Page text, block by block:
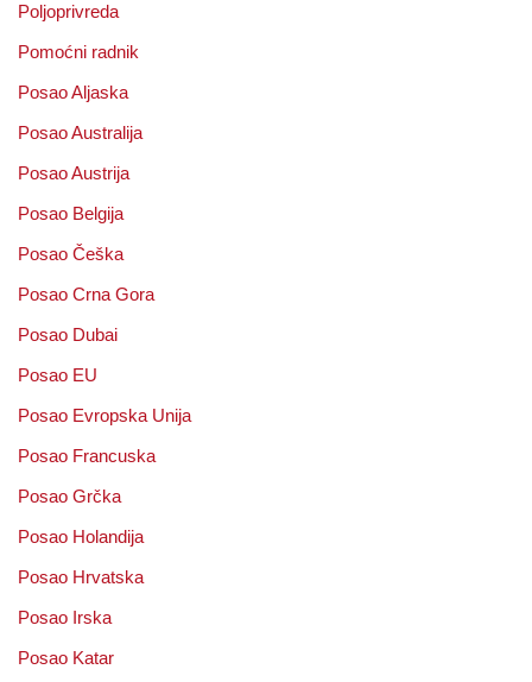
Poljoprivreda
Pomoćni radnik
Posao Aljaska
Posao Australija
Posao Austrija
Posao Belgija
Posao Češka
Posao Crna Gora
Posao Dubai
Posao EU
Posao Evropska Unija
Posao Francuska
Posao Grčka
Posao Holandija
Posao Hrvatska
Posao Irska
Posao Katar